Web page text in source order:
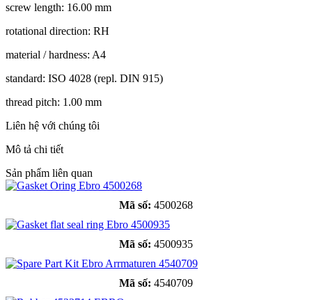
screw length: 16.00 mm
rotational direction: RH
material / hardness: A4
standard: ISO 4028 (repl. DIN 915)
thread pitch: 1.00 mm
Liên hệ với chúng tôi
Mô tả chi tiết
Sản phẩm liên quan
Mã số: 4500268
Mã số: 4500935
Mã số: 4540709